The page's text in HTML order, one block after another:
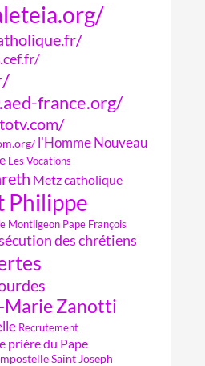
france.org/
l'Homme Nouveau
Les Vocations
Metz catholique
Philippe
Montligeon Pape François
des chrétiens
Marie Zanotti
Recrutement
prière du Pape
Saint Joseph